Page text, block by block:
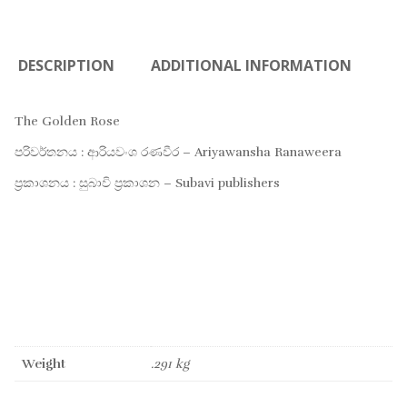
DESCRIPTION ADDITIONAL INFORMATION
The Golden Rose
පරිවර්තනය : ආරියවංශ රණවීර – Ariyawansha Ranaweera
ප්‍රකාශනය : සුබාවි ප්‍රකාශන – Subavi publishers
Weight .291 kg